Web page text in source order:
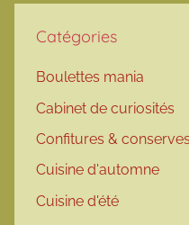
Catégories
Boulettes mania
Cabinet de curiosités
Confitures &
Cuisine d'automne
Cuisine d'été